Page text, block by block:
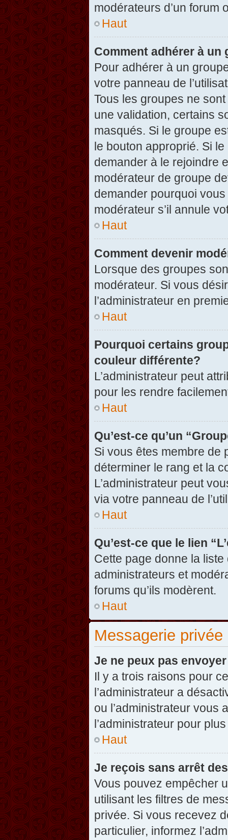
modérateurs d’un forum
Haut
Comment adhérer à un
Pour adhérer à un
votre panneau de
Tous les groupes ne
une validation, certains
masqués. Si le groupe
le bouton approprié. Si
demander à le rejoindre
modérateur de groupe
demander pourquoi
modérateur s’il annule
Haut
Comment devenir
Lorsque des groupes
modérateur. Si vous
l’administrateur en
Haut
Pourquoi certains
couleur différente?
L’administrateur peut
pour les rendre
Haut
Qu’est-ce qu’un
Si vous êtes membre de
déterminer le rang et la
L’administrateur peut
via votre panneau de
Haut
Qu’est-ce que le lien
Cette page donne la
administrateurs et
forums qu’ils modèrent.
Haut
Messagerie privée
Je ne peux pas
Il y a trois raisons pour
l’administrateur a
ou l’administrateur vous
l’administrateur pour
Haut
Je reçois sans arrêt
Vous pouvez empêcher
utilisant les filtres de
privée. Si vous recevez
particulier, informez